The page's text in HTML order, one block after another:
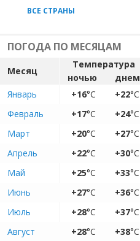
ВСЕ СТРАНЫ
ПОГОДА ПО МЕСЯЦАМ
Месяц
Температура
ночью
днем
Январь
+16°C +22°C
Февраль
+17°C +24°C
Март
+20°C +27°C
Апрель
+22°C +30°C
Май
+25°C +33°C
Июнь
+27°C +36°C
Июль
+28°C +37°C
Август
+28°C +38°C